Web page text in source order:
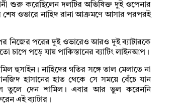
শুরু করেছিলেন দলটির অভিষিক্ত দুই ওপেনার
শেষ ওভারে নাহিদ রানা আক্রমণে আসার পরপরই
নিজের পরের দুই ওভারেও আরও দুই ব্যাটারকে
চাপে পড়ে যায় পাকিস্তানের ব্যাটিং লাইনআপ।
হুসাইন। নাহিদের গতির সঙ্গে তাল মেলাতে না
হাসানের হাত থেকে সে সময়ে বেঁচে যান
তুলে দেন শামিল। এবার আর ভুল করেননি
এই ব্যাটার।